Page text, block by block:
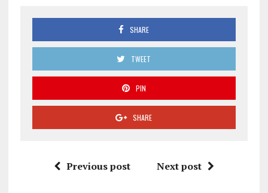
SHARE
TWEET
PIN
SHARE
Previous post Next post